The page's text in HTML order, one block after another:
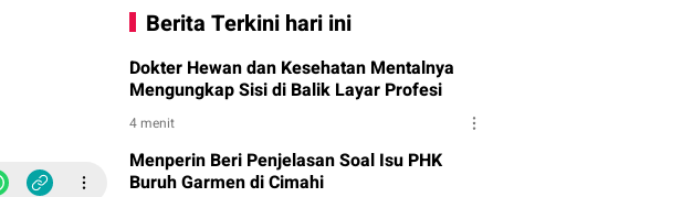
Berita Terkini hari ini
Dokter Hewan dan Kesehatan Mentalnya
Mengungkap Sisi di Balik Layar Profesi
4 menit
Menperin Beri Penjelasan Soal Isu PHK
Buruh Garmen di Cimahi